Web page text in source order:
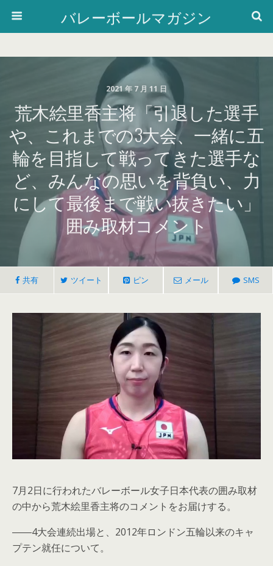
バレーボールマガジン
2021 年 7 月 11 日
荒木絵里香主将「引退した選手
や、これまでの3大会、一緒に五
輪を目指して戦ってきた選手な
ど、みんなの思いを背負い、力
にして最後まで戦い抜きたい」
囲み取材コメント
共有 ツイート ピン メール SMS
7月2日に行われたバレーボール女子日本代表の囲み取材
の中から荒木絵里香主将のコメントをお届けする。
――4大会連続出場と、2012年ロンドン五輪以来のキャ
プテン就任について。